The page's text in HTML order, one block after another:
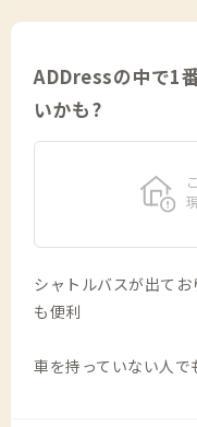
ADDressの中で1
いかも?
シャトルバスが出て
も便利
車を持っていない人で